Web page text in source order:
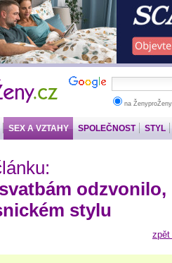
na
SEX A VZTAHY SPOLEČNOST STYL
odzvonilo,
stylu
zpět